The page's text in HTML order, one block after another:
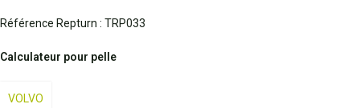
Référence Repturn : TRP033
Calculateur pour pelle
VOLVO